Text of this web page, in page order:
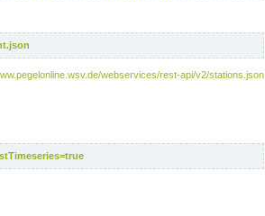
webservices/rest-api/v2/stations.json